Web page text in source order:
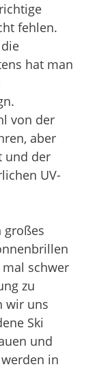
fehlen.
hat man
von der
aber
und der
UV-
großes
schwer
zu
wir uns
Ski
und
in